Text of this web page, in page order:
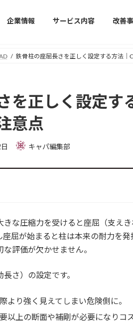
企業情報 サービス内容 改善
鉄骨柱の座屈長さを正しく設定する方法｜
を正しく設定す
意点
キャパ編集部
な圧縮力を受けると座屈（支えき
屈が始まると柱は本来の耐力を
評価が欠かせません。
さ）の設定です。
より強く見えてしまい危険側に。
以上の断面や補剛が必要になりコ